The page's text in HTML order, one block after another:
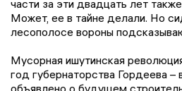
части за эти двадцать лет
Может, ее в тайне делали. Но
лесополосе вороны
Мусорная ишутинская
год губернаторства Гордеева
объявлено о будущем